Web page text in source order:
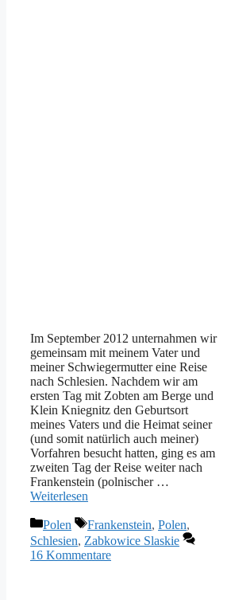
Im September 2012 unternahmen wir
gemeinsam mit meinem Vater und
meiner Schwiegermutter eine Reise
nach Schlesien. Nachdem wir am
ersten Tag mit Zobten am Berge und
Klein Kniegnitz den Geburtsort
meines Vaters und die Heimat seiner
(und somit natürlich auch meiner)
Vorfahren besucht hatten, ging es am
zweiten Tag der Reise weiter nach
Frankenstein (polnischer …
Weiterlesen
Kategorien
Polen Schlagwörter
Frankenstein, Polen,
Schlesien, Zabkowice Slaskie
16 Kommentare